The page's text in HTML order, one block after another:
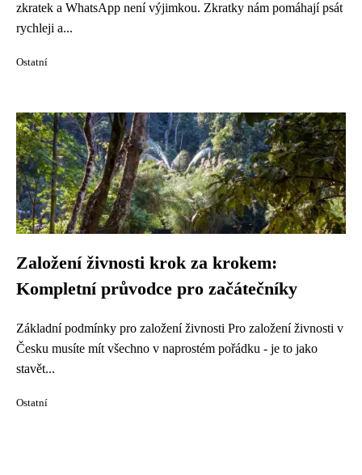
zkratek a WhatsApp není výjimkou. Zkratky nám pomáhají psát
rychleji a...
Ostatní
Založení živnosti krok za krokem:
Kompletní průvodce pro začátečníky
Základní podmínky pro založení živnosti Pro založení živnosti v
Česku musíte mít všechno v naprostém pořádku - je to jako
stavět...
Ostatní